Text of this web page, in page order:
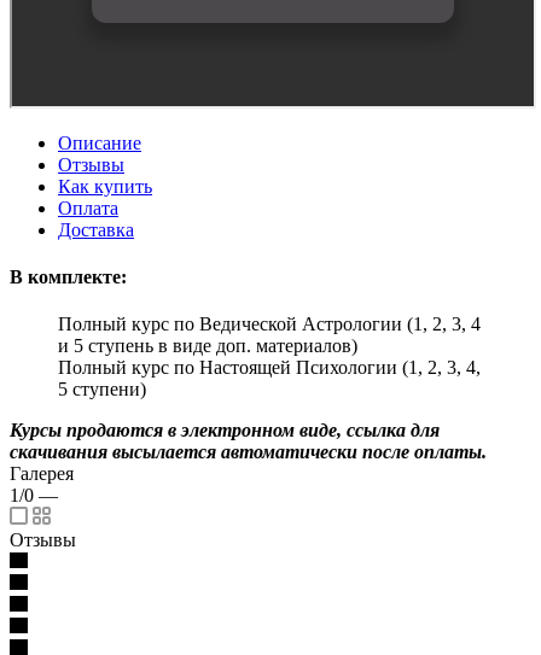
Описание
Отзывы
Как купить
Оплата
Доставка
В комплекте:
Полный курс по Ведической Астрологии (1, 2, 3, 4
и 5 ступень в виде доп. материалов)
Полный курс по Настоящей Психологии (1, 2, 3, 4,
5 ступени)
Курсы продаются в электронном виде, ссылка для
скачивания высылается автоматически после оплаты.
Галерея
1/0 —
Отзывы